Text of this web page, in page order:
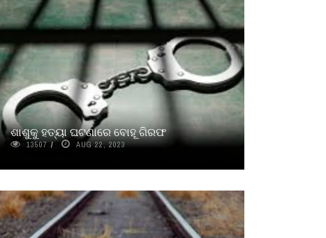
ଶାଶୁକୁ ହତ୍ୟା ଘଟଣାରେ ବୋହୂ ଗିରଫ
13507 AUG 22, 2023